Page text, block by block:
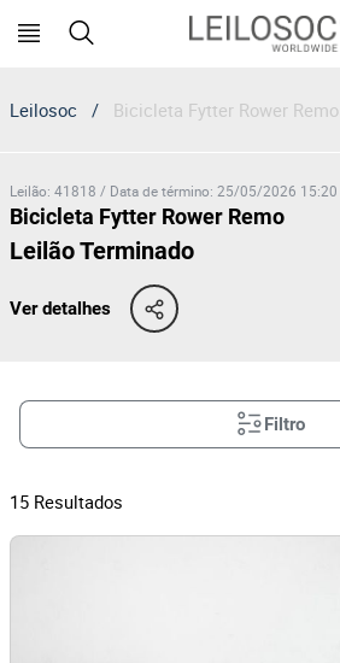
Leilosoc / Bicicleta Fytter Rower Remo
Leilão: 41818 / Data de término: 25/05/2026 15:20
Bicicleta Fytter Rower Remo
Leilão Terminado
Ver detalhes
Filtro
15 Resultados